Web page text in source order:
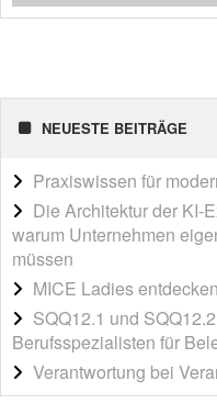
NEUESTE BEITRÄGE
Praxiswissen für
Die Architektur der KI-
warum Unternehmen
müssen
MICE Ladies
SQQ12.1 und
Berufsspezialisten für
Verantwortung bei